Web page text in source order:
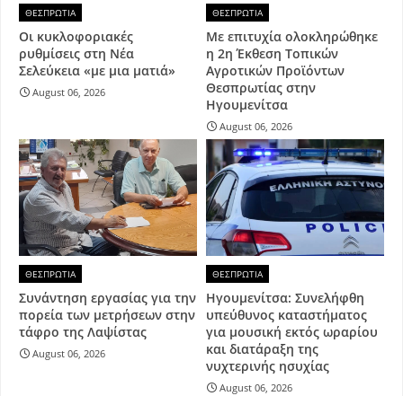
ΘΕΣΠΡΩΤΙΑ
Οι κυκλοφοριακές
ρυθμίσεις στη Νέα
Σελεύκεια «με μια ματιά»
August 06, 2026
ΘΕΣΠΡΩΤΙΑ
Με επιτυχία ολοκληρώθηκε
η 2η Έκθεση Τοπικών
Αγροτικών Προϊόντων
Θεσπρωτίας στην
Ηγουμενίτσα
August 06, 2026
ΘΕΣΠΡΩΤΙΑ
Συνάντηση εργασίας για την
πορεία των μετρήσεων στην
τάφρο της Λαψίστας
August 06, 2026
ΘΕΣΠΡΩΤΙΑ
Ηγουμενίτσα: Συνελήφθη
υπεύθυνος καταστήματος
για μουσική εκτός ωραρίου
και διατάραξη της
νυχτερινής ησυχίας
August 06, 2026